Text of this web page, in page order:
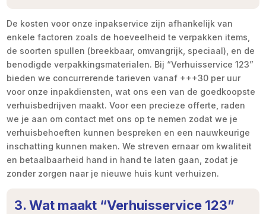
De kosten voor onze inpakservice zijn afhankelijk van
enkele factoren zoals de hoeveelheid te verpakken items,
de soorten spullen (breekbaar, omvangrijk, speciaal), en de
benodigde verpakkingsmaterialen. Bij “Verhuisservice 123”
bieden we concurrerende tarieven vanaf +++30 per uur
voor onze inpakdiensten, wat ons een van de goedkoopste
verhuisbedrijven maakt. Voor een precieze offerte, raden
we je aan om contact met ons op te nemen zodat we je
verhuisbehoeften kunnen bespreken en een nauwkeurige
inschatting kunnen maken. We streven ernaar om kwaliteit
en betaalbaarheid hand in hand te laten gaan, zodat je
zonder zorgen naar je nieuwe huis kunt verhuizen.
3. Wat maakt “Verhuisservice 123”